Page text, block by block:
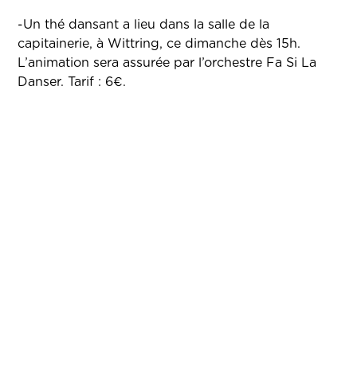
-Un thé dansant a lieu dans la salle de la
capitainerie, à Wittring, ce dimanche dès 15h.
L’animation sera assurée par l’orchestre Fa Si La
Danser. Tarif : 6€.